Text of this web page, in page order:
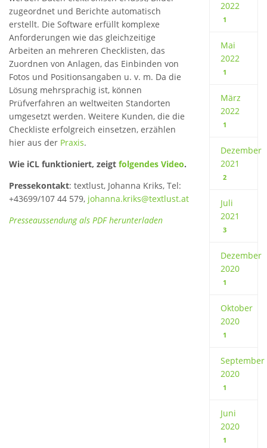
zugeordnet und Berichte automatisch
erstellt. Die Software erfüllt komplexe
Anforderungen wie das gleichzeitige
Arbeiten an mehreren Checklisten, das
Zuordnen von Anlagen, das Einbinden von
Fotos und Positionsangaben u. v. m. Da die
Lösung mehrsprachig ist, können
Prüfverfahren an weltweiten Standorten
umgesetzt werden. Weitere Kunden, die die
Checkliste erfolgreich einsetzen, erzählen
hier aus der Praxis.
Wie iCL funktioniert, zeigt folgendes Video.
Pressekontakt: textlust, Johanna Kriks, Tel:
+43699/107 44 579, johanna.kriks@textlust.at
Presseaussendung als PDF herunterladen
2022
1
Mai
2022
1
März
2022
1
Dezember
2021
2
Juli
2021
3
Dezember
2020
1
Oktober
2020
1
September
2020
1
Juni
2020
1